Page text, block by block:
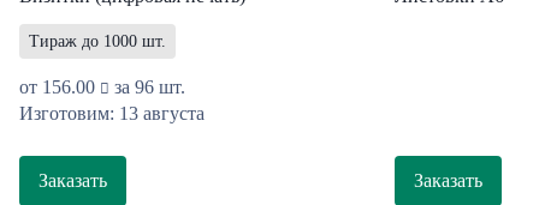
Тираж до 1000 шт.
от 156.00
за 96 шт.
Изготовим: 13 августа
Заказать Заказать